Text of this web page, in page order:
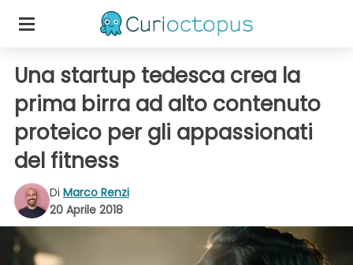
Una startup tedesca crea la
prima birra ad alto contenuto
proteico per gli appassionati
del fitness
Di Marco Renzi
20 Aprile 2018